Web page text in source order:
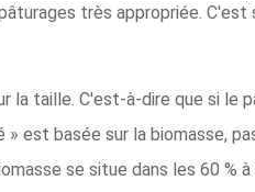
très appropriée.
taille. C'est-à-dire que si le
basée sur la biomasse,
se situe dans les 60 %